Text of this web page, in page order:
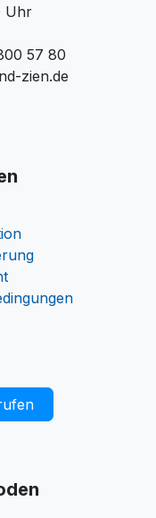
Uhr
57 80
zien.de